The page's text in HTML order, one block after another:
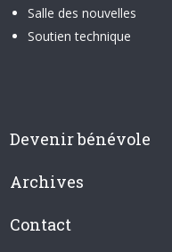
Salle des nouvelles
Soutien technique
Devenir bénévole
Archives
Contact